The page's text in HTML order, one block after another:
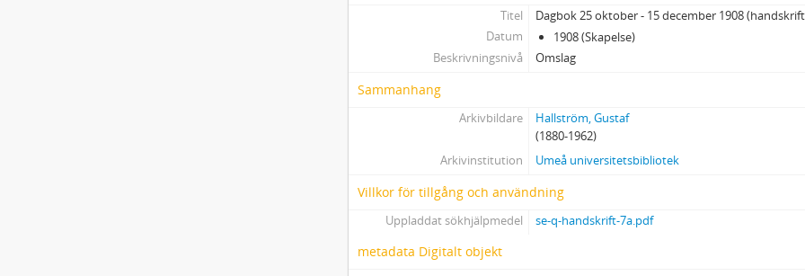
Titel
Dagbok 25 oktober - 15 december 1908
Datum
1908 (Skapelse)
Beskrivningsnivå
Omslag
Sammanhang
Arkivbildare
Hallström, Gustaf
(1880-1962)
Arkivinstitution
Umeå universitetsbibliotek
Villkor för tillgång och användning
Uppladdat sökhjälpmedel se-q-handskrift-7a.pdf
metadata Digitalt objekt